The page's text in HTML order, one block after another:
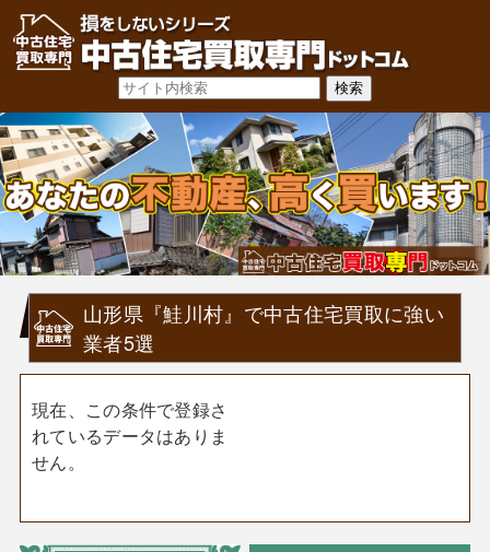
山形県『鮭川村』で中古住宅買取に強い
業者5選
現在、この条件で登録さ
れているデータはありま
せん。